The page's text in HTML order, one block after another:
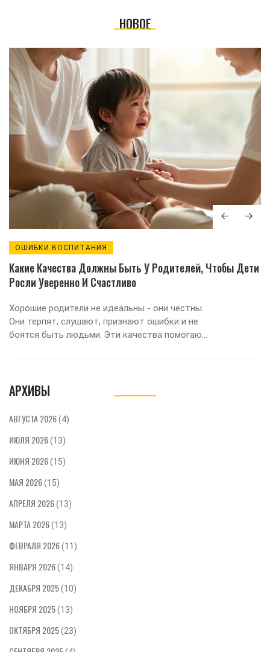
НОВОЕ
ОШИБКИ ВОСПИТАНИЯ
Какие Качества Должны Быть У Родителей, Чтобы Дети
Росли Уверенно И Счастливо
Хорошие родители не идеальны - они честны.
Они терпят, слушают, признают ошибки и не
боятся быть людьми. Эти качества помогают
АРХИВЫ
АВГУСТА 2026(4)
ИЮЛЯ 2026(13)
ИЮНЯ 2026(15)
МАЯ 2026(15)
АПРЕЛЯ 2026(13)
МАРТА 2026(13)
ФЕВРАЛЯ 2026(11)
ЯНВАРЯ 2026(14)
ДЕКАБРЯ 2025(10)
НОЯБРЯ 2025(13)
ОКТЯБРЯ 2025(23)